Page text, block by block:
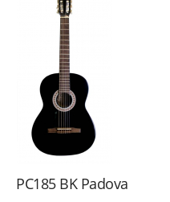
PC185 BK Padova